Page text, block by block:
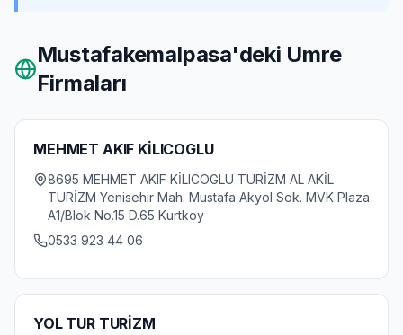
Mustafakemalpasa'deki Umre
Firmaları
MEHMET AKIF KİLICOGLU
8695 MEHMET AKIF KİLICOGLU TURİZM AL AKİL
TURİZM Yenisehir Mah. Mustafa Akyol Sok. MVK Plaza
A1/Blok No.15 D.65 Kurtkoy
0533 923 44 06
YOL TUR TURİZM